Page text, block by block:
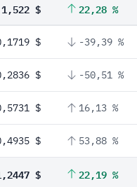
1,522 $ 22,28 %
$ -39,39 %
$ -50,51 %
$ 16,13 %
$ 53,88 %
$ 22,19 %